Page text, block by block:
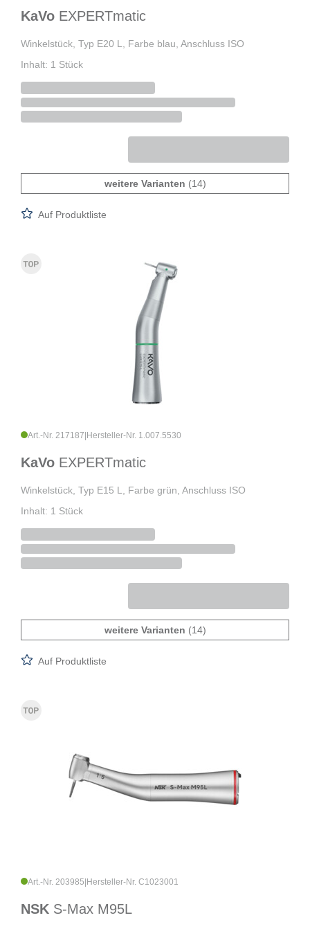
KaVo EXPERTmatic
Winkelstück, Typ E20 L, Farbe blau, Anschluss ISO
Inhalt: 1 Stück
weitere Varianten (14)
Auf Produktliste
Art.-Nr. 217187 Hersteller-Nr. 1.007.5530
KaVo EXPERTmatic
Winkelstück, Typ E15 L, Farbe grün, Anschluss ISO
Inhalt: 1 Stück
weitere Varianten (14)
Auf Produktliste
Art.-Nr. 203985 Hersteller-Nr. C1023001
NSK S-Max M95L